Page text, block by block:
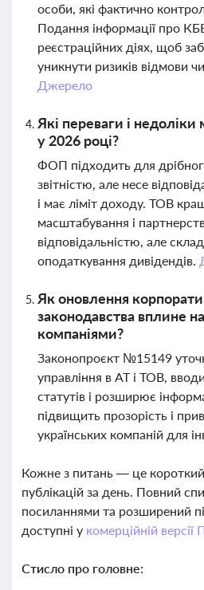
особи, які фактично
Подання інформації про
реєстраційних діях, щоб
уникнути ризиків відмови
Джерело
Які переваги і
у 2026 році?
ФОП підходить для
звітністю, але несе
і має ліміт доходу. ТОВ
масштабування і
відповідальністю, але
оподаткування дивідендів.
Як оновлення
законодавства вплине
компаніями?
Законопроєкт №15149
управління в АТ і ТОВ,
статутів і розширює
підвищить прозорість і
українських компаній для
Кожне з питань — це короткий
публікацій за день. Повний
посиланнями та розширений
доступні у комерційній
Стисло про головне: